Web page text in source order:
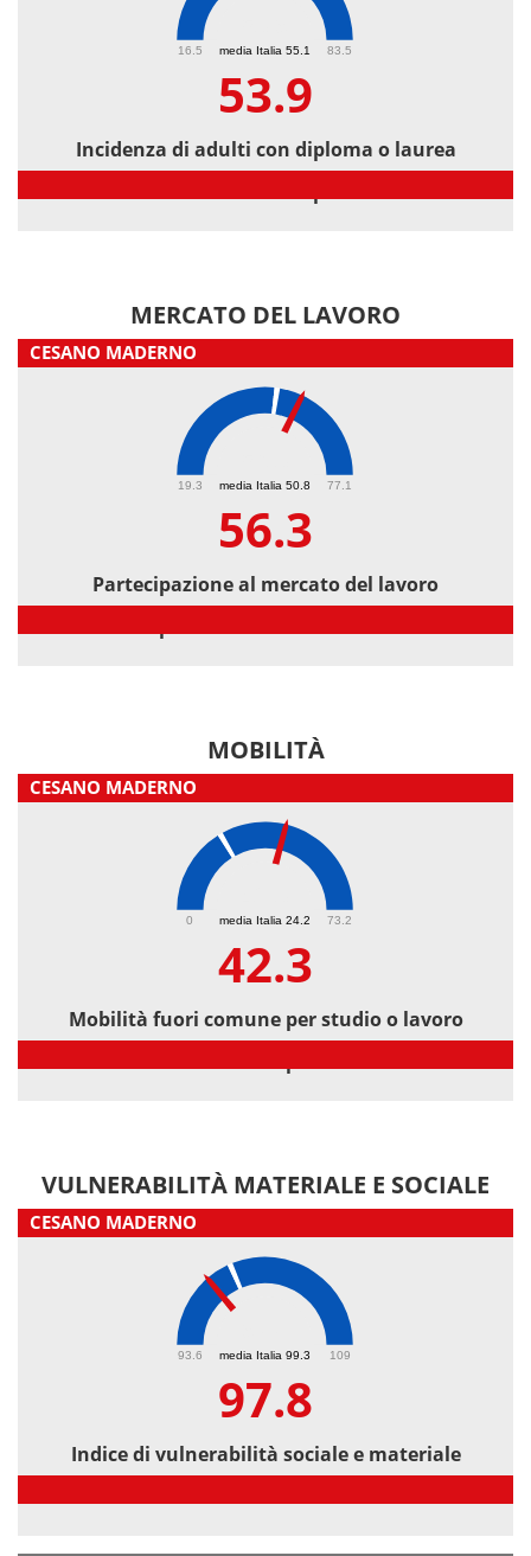
media Italia 55.1
16.5 83.5
53.9
Incidenza di adulti con diploma o laurea
MERCATO DEL LAVORO
CESANO MADERNO
media Italia 50.8
19.3 77.1
56.3
Partecipazione al mercato del lavoro
MOBILITÀ
CESANO MADERNO
media Italia 24.2
0 73.2
42.3
Mobilità fuori comune per studio o lavoro
VULNERABILITÀ MATERIALE E SOCIALE
CESANO MADERNO
media Italia 99.3
93.6 109
97.8
Indice di vulnerabilità sociale e materiale